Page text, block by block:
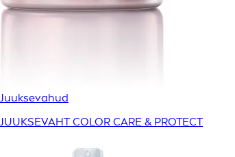
Juuksevahud
JUUKSEVAHT COLOR CARE & PROTECT